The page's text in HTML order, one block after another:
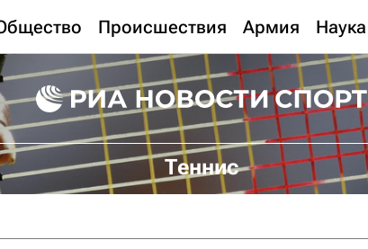
Происшествия Армия Наука
Теннис